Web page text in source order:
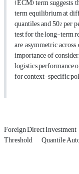
(ECM) term suggests
term equilibrium at
quantiles and 50%
test for the long-term
are asymmetric
importance of
logistics performance
for context-specific
Foreign Direct Investment
Threshold Quantile